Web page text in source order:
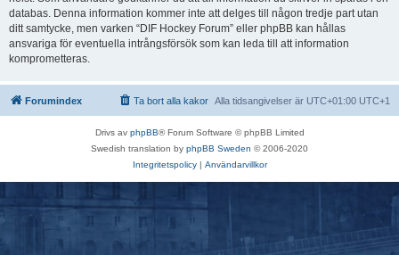
databas. Denna information kommer inte att delges till någon tredje part utan
ditt samtycke, men varken “DIF Hockey Forum” eller phpBB kan hållas
ansvariga för eventuella intrångsförsök som kan leda till att information
komprometteras.
Forumindex Alla tidsangivelser är UTC+01:00 UTC+1
Ta bort alla kakor
Drivs av phpBB® Forum Software © phpBB Limited
Swedish translation by phpBB Sweden © 2006-2020
Integritetspolicy| Användarvillkor